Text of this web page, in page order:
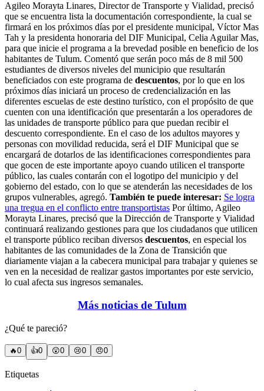
Agileo Morayta Linares, Director de Transporte y Vialidad, precisó
que se encuentra lista la documentación correspondiente, la cual se
firmará en los próximos días por el presidente municipal, Víctor Mas
Tah y la presidenta honoraria del DIF Municipal, Celia Aguilar Mas,
para que inicie el programa a la brevedad posible en beneficio de los
habitantes de Tulum. Comentó que serán poco más de 8 mil 500
estudiantes de diversos niveles del municipio que resultarán
beneficiados con este programa de descuentos, por lo que en los
próximos días iniciará un proceso de credencialización en las
diferentes escuelas de este destino turístico, con el propósito de que
cuenten con una identificación que presentarán a los operadores de
las unidades de transporte público para que puedan recibir el
descuento correspondiente. En el caso de los adultos mayores y
personas con movilidad reducida, será el DIF Municipal que se
encargará de dotarlos de las identificaciones correspondientes para
que gocen de este importante apoyo cuando utilicen el transporte
público, las cuales contarán con el logotipo del municipio y del
gobierno del estado, con lo que se atenderán las necesidades de los
grupos vulnerables, agregó. También te puede interesar: Se logra
una tregua en el conflicto entre transportistas Por último, Agileo
Morayta Linares, precisó que la Dirección de Transporte y Vialidad
continuará realizando gestiones para que los ciudadanos que utilicen
el transporte público reciban diversos descuentos, en especial los
habitantes de las comunidades de la Zona de Transición que
diariamente viajan a la cabecera municipal para trabajar y quienes se
ven en la necesidad de realizar gastos importantes por este servicio,
lo cual afecta sus ingresos semanales.
Más noticias de Tulum
¿Qué te pareció?
🔥0 👍0 😲0 😢0 😠0
Etiquetas